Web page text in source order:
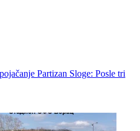
Partizan Sloge: Posle tri